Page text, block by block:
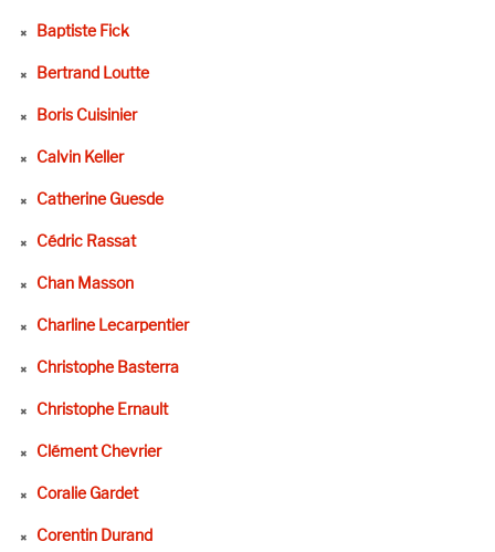
Baptiste Fick
Bertrand Loutte
Boris Cuisinier
Calvin Keller
Catherine Guesde
Cédric Rassat
Chan Masson
Charline Lecarpentier
Christophe Basterra
Christophe Ernault
Clément Chevrier
Coralie Gardet
Corentin Durand